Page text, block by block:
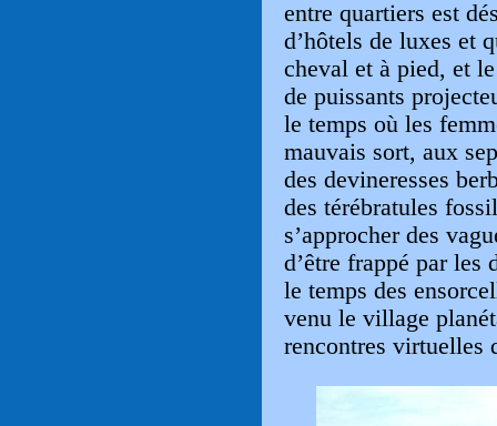
entre quartiers est
d’hôtels de luxes et
cheval et à pied, et
de puissants
le temps où les
mauvais sort, aux
des devineresses
des térébratules
s’approcher des
d’être frappé par les
le temps des
venu le village
rencontres virtuelles